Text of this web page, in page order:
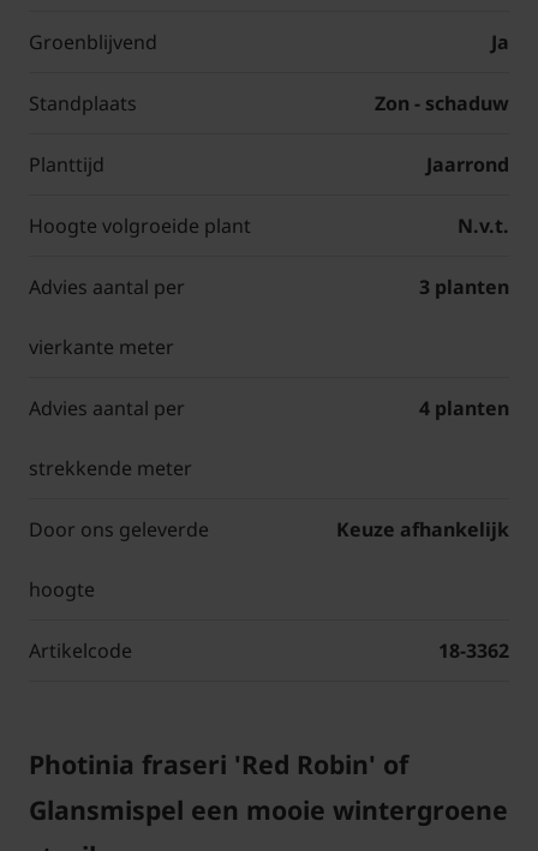
Groenblijvend Ja
Standplaats Zon - schaduw
Planttijd Jaarrond
Hoogte volgroeide plant N.v.t.
Advies aantal per
vierkante meter
3 planten
Advies aantal per
strekkende meter
4 planten
Door ons geleverde
hoogte
Keuze afhankelijk
Artikelcode 18-3362
Photinia fraseri 'Red Robin' of
Glansmispel een mooie wintergroene